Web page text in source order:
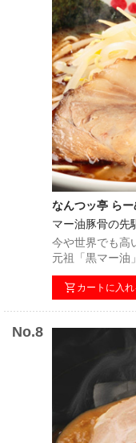
なんつッ亭 らー
マー油豚骨の先
今や世界でも高
元祖「黒マー油
香りと味わいは
なす。日本を
カートに入れ